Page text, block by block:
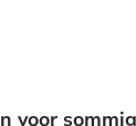
voor